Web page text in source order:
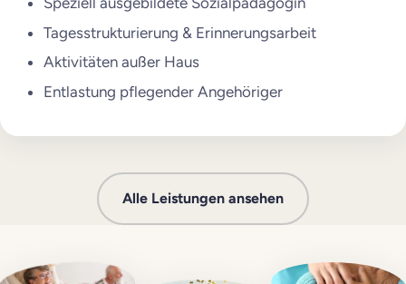
Tagesstrukturierung & Erinnerungsarbeit
Aktivitäten außer Haus
Entlastung pflegender Angehöriger
Alle Leistungen ansehen